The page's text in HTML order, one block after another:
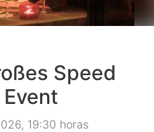
Speed
19:30 horas